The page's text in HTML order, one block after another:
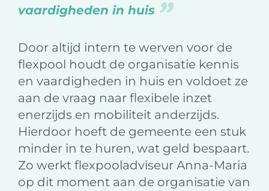
vaardigheden in huis
Door altijd intern te werven voor de
flexpool houdt de organisatie kennis
en vaardigheden in huis en voldoet ze
aan de vraag naar flexibele inzet
enerzijds en mobiliteit anderzijds.
Hierdoor hoeft de gemeente een stuk
minder in te huren, wat geld bespaart.
Zo werkt flexpooladviseur Anna-Maria
op dit moment aan de organisatie van